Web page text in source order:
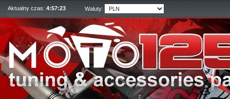
Aktualny czas: 4:57:23 Waluty: